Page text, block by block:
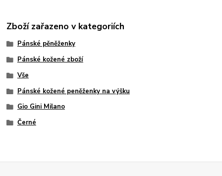
Zboží zařazeno v kategoriích
Pánské pěněženky
Pánské kožené zboží
Vše
Pánské kožené peněženky na výšku
Gio Gini Milano
Černé